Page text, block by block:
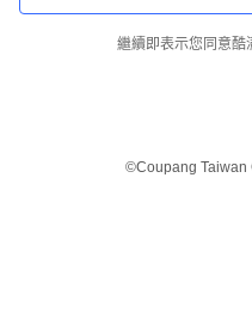
繼續即表示您同意酷
©Coupang Taiwan